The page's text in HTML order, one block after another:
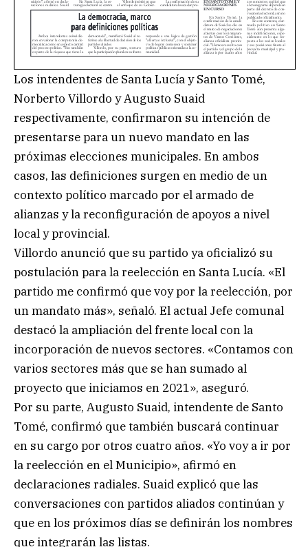
Los intendentes de Santa Lucía y Santo Tomé,
Norberto Villordo y Augusto Suaid
respectivamente, confirmaron su intención de
presentarse para un nuevo mandato en las
próximas elecciones municipales. En ambos
casos, las definiciones surgen en medio de un
contexto político marcado por el armado de
alianzas y la reconfiguración de apoyos a nivel
local y provincial.
Villordo anunció que su partido ya oficializó su
postulación para la reelección en Santa Lucía. «El
partido me confirmó que voy por la reelección, por
un mandato más», señaló. El actual Jefe comunal
destacó la ampliación del frente local con la
incorporación de nuevos sectores. «Contamos con
varios sectores más que se han sumado al
proyecto que iniciamos en 2021», aseguró.
Por su parte, Augusto Suaid, intendente de Santo
Tomé, confirmó que también buscará continuar
en su cargo por otros cuatro años. «Yo voy a ir por
la reelección en el Municipio», afirmó en
declaraciones radiales. Suaid explicó que las
conversaciones con partidos aliados continúan y
que en los próximos días se definirán los nombres
que integrarán las listas.